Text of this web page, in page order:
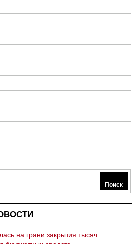
Поиск